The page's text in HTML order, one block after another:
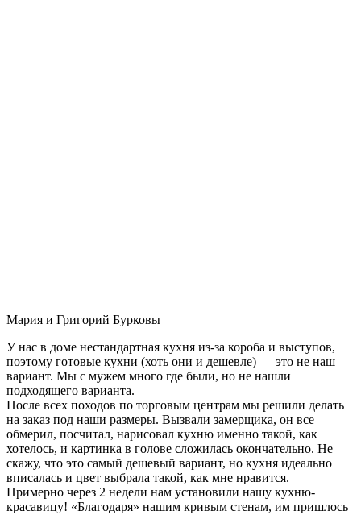
Мария и Григорий Бурковы
У нас в доме нестандартная кухня из-за короба и выступов,
поэтому готовые кухни (хоть они и дешевле) — это не наш
вариант. Мы с мужем много где были, но не нашли
подходящего варианта.
После всех походов по торговым центрам мы решили делать
на заказ под наши размеры. Вызвали замерщика, он все
обмерил, посчитал, нарисовал кухню именно такой, как
хотелось, и картинка в голове сложилась окончательно. Не
скажу, что это самый дешевый вариант, но кухня идеально
вписалась и цвет выбрала такой, как мне нравится.
Примерно через 2 недели нам установили нашу кухню-
красавицу! «Благодаря» нашим кривым стенам, им пришлось